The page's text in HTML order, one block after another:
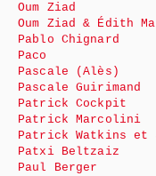
Oum Ziad
Oum Ziad & Édith
Pablo Chignard
Paco
Pascale (Alès)
Pascale Guirimand
Patrick Cockpit
Patrick Marcolini
Patrick Watkins et
Patxi Beltzaiz
Paul Berger